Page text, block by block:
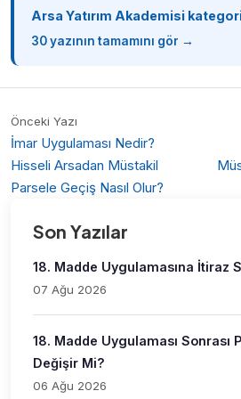
Arsa Yatırım Akademisi
30 yazının tamamını gör →
Önceki Yazı
İmar Uygulaması Nedir?
Hisseli Arsadan Müstakil
Parsele Geçiş Nasıl Olur?
Son Yazılar
18. Madde Uygulamasına İtiraz
07 Ağu 2026
18. Madde Uygulaması Sonrası
Değişir Mi?
06 Ağu 2026